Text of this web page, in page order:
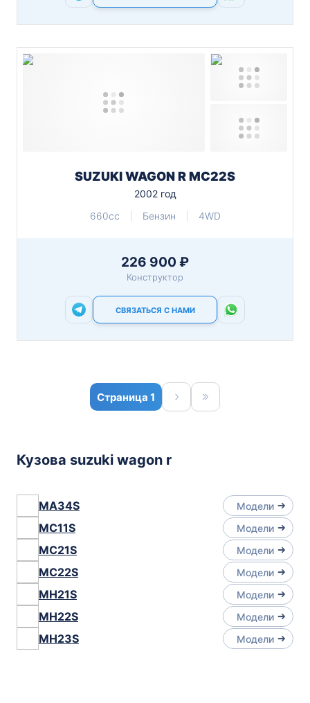
SUZUKI WAGON R MC22S
2002 год
660cc
Бензин 4WD
226 900 ₽
Конструктор
СВЯЗАТЬСЯ С НАМИ
1
Кузова suzuki wagon r
MA34S Модели
MC11S Модели
MC21S Модели
MC22S Модели
MH21S Модели
MH22S Модели
MH23S Модели